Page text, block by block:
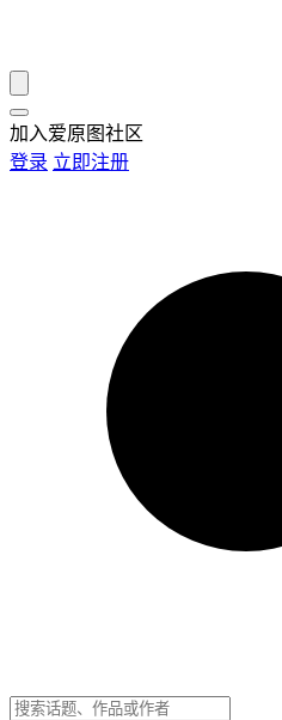
加入爱原图社区
登录 立即注册